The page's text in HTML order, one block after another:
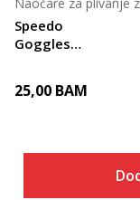
Speedo
Goggles
25,00 BAM